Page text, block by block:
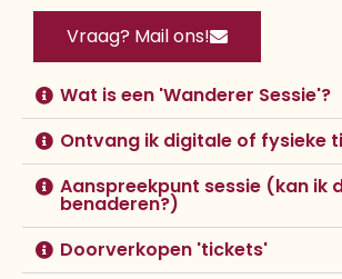
Vraag? Mail ons!
Wat is een 'Wanderer Sessie'?
Ontvang ik digitale of fysieke
Aanspreekpunt sessie (kan ik
benaderen?)
Doorverkopen 'tickets'